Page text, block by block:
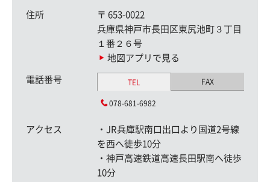
住所 〒 653-0022
兵庫県神戸市長田区東尻池町３丁目
１番２６号
地図アプリで見る
電話番号 TEL FAX
078-681-6982
アクセス
・JR兵庫駅南口出口より国道2号線
を西へ徒歩10分
・神戸高速鉄道高速長田駅南へ徒歩
10分